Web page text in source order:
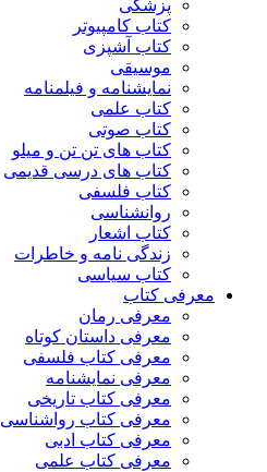
پزشکی
کتاب کامپیوتر
کتاب آشپزی
موسیقی
نمایشنامه و فیلمنامه
کتاب علمی
کتاب صوتی
کتاب های تن تن و میلو
کتاب های درسی قدیمی
کتاب فلسفی
روانشناسی
کتاب اشعار
زندگی نامه و خاطرات
کتاب سیاسی
معرفی کتاب
معرفی رمان
معرفی داستان کوتاه
معرفی کتاب فلسفی
معرفی نمایشنامه
معرفی کتاب تاریخی
معرفی کتاب رواشناسی
معرفی کتاب ادبی
معرفی کتاب علمی